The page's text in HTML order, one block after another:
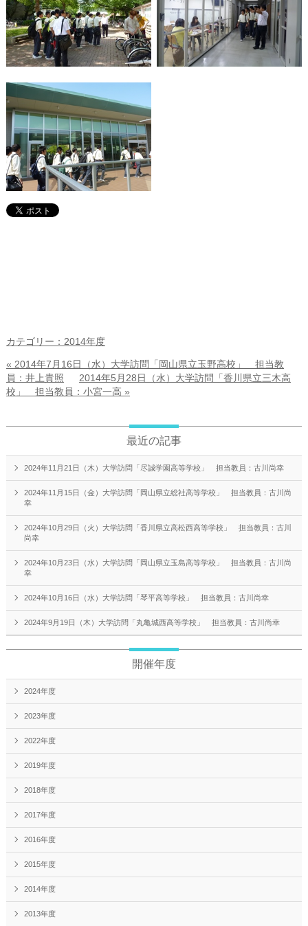
カテゴリー：2014年度
« 2014年7月16日（水）大学訪問「岡山県立玉野高校」 担当教
員：井上貴照
2014年5月28日（水）大学訪問「香川県立三木高
校」 担当教員：小宮一高 »
最近の記事
2024年11月21日（木）大学訪問「尽誠学園高等学校」 担当教員：古川尚幸
2024年11月15日（金）大学訪問「岡山県立総社高等学校」 担当教員：古川尚
幸
2024年10月29日（火）大学訪問「香川県立高松西高等学校」 担当教員：古川
尚幸
2024年10月23日（水）大学訪問「岡山県立玉島高等学校」 担当教員：古川尚
幸
2024年10月16日（水）大学訪問「琴平高等学校」 担当教員：古川尚幸
2024年9月19日（木）大学訪問「丸亀城西高等学校」 担当教員：古川尚幸
開催年度
2024年度
2023年度
2022年度
2019年度
2018年度
2017年度
2016年度
2015年度
2014年度
2013年度